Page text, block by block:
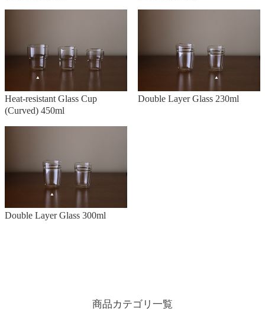
Heat-resistant Glass Cup
(Curved) 450ml
Double Layer Glass 230ml
Double Layer Glass 300ml
商品カテゴリ一覧